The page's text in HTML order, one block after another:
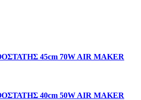
45cm 70W AIR MAKER
40cm 50W AIR MAKER